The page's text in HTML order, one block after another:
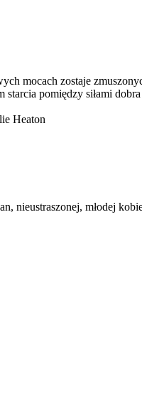
mocach zostaje
pomiędzy siłami
Heaton
nieustraszonej, młodej